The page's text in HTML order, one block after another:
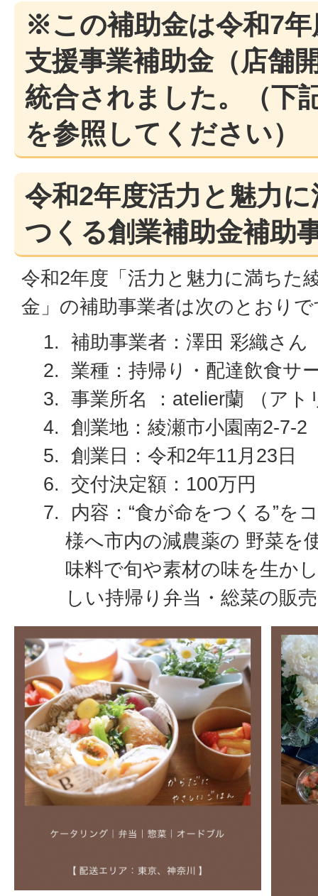
※この補助金は令和7
支援事業補助金（店舗
統合されました。（下
を参照してください）
令和2年度活力と魅力
つくる創業補助金補助
令和2年度「活力と魅力に満ちた
金」の補助事業者は次のとおり
補助事業者：澤田 彩織さん
業種：持帰り・配達飲食サ
事業所名 ：atelier蘭 （アト
創業地：綾瀬市小園南2-7-2
創業日：令和2年11月23日
交付決定額：100万円
内容：“食が命をつくる”を
様へ市内の減農薬の 野菜を
味料で旬や素材の味を生か
しい持帰り弁当・総菜の販